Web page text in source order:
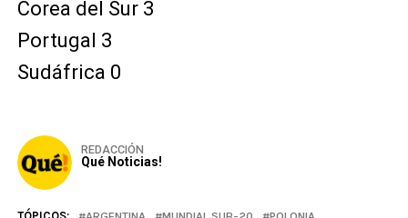
Corea del Sur 3
Portugal 3
Sudáfrica 0
REDACCIÓN
Qué Noticias!